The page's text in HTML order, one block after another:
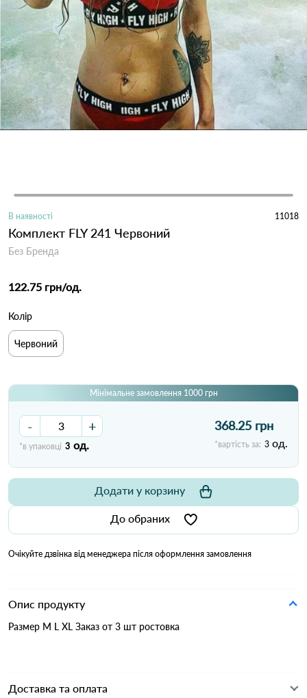
В наявності 11018
Комплект FLY 241 Червоний
Без Бренда
122.75 грн/од.
Колір
Червоний
Мінімальне замовлення 1000 грн
- +
*в упаковці 3 од.
368.25 грн
*вартість за: 3 од.
До обраних
Додати у корзину
Очікуйте дзвінка від менеджера після оформлення замовлення
Опис продукту
Размер M L XL Заказ от 3 шт ростовка
Доставка та оплата